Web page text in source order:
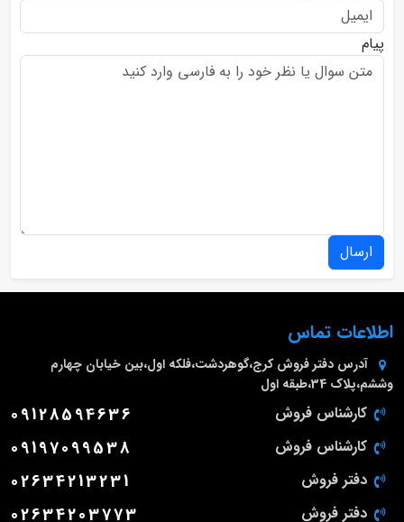
پیام
ارسال
اطلاعات تماس
آدرس دفتر فروش کرج،گوهردشت،فلکه اول،بین خیابان چهارم
وششم،پلاک 34،طبقه اول
کارشناس فروش 09128594636
کارشناس فروش 09197099538
دفتر فروش 02634213231
دفتر فروش 02634203773